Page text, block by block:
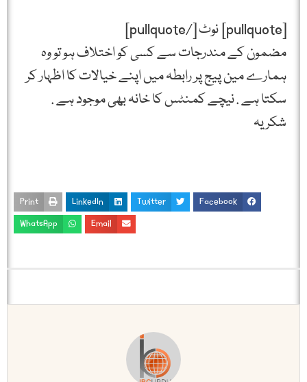
[pullquote] نوٹ [/pullquote]
مضمون کے مندرجات سے کسی کو اختلاف ہو تو وہ
ہمارے مین پیج پر رابطہ میں اپنے خیالات کا اظہار کر
سکتا ہے . نیچے کمنٹس کا خانہ بھی موجود ہے .
شکریہ
Facebook
Twitter
LinkedIn
Print
Email
WhatsApp